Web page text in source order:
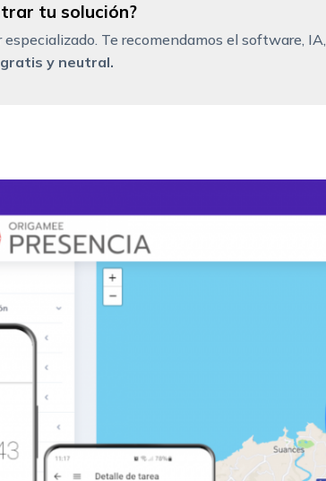
tu solución?
Te recomendamos el software, IA,
y neutral.